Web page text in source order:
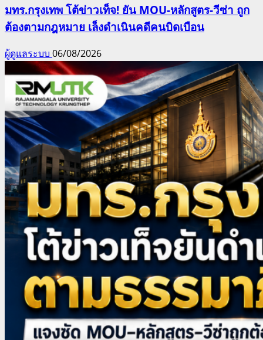
มทร.กรุงเทพ โต้ข่าวเท็จ! ยัน MOU-หลักสูตร-วีซ่า ถูก
ต้องตามกฎหมาย เล็งดำเนินคดีคนบิดเบือน
ผู้ดูแลระบบ 06/08/2026